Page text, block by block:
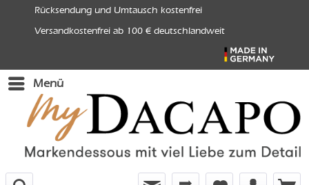
Rücksendung und Umtausch kostenfrei
Versandkostenfrei ab 100 € deutschlandweit
Menü